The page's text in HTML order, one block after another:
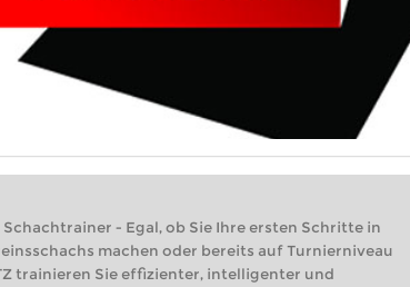
- Egal, ob Sie Ihre ersten Schritte in
machen oder bereits auf Turnierniveau
trainieren Sie effizienter, intelligenter und